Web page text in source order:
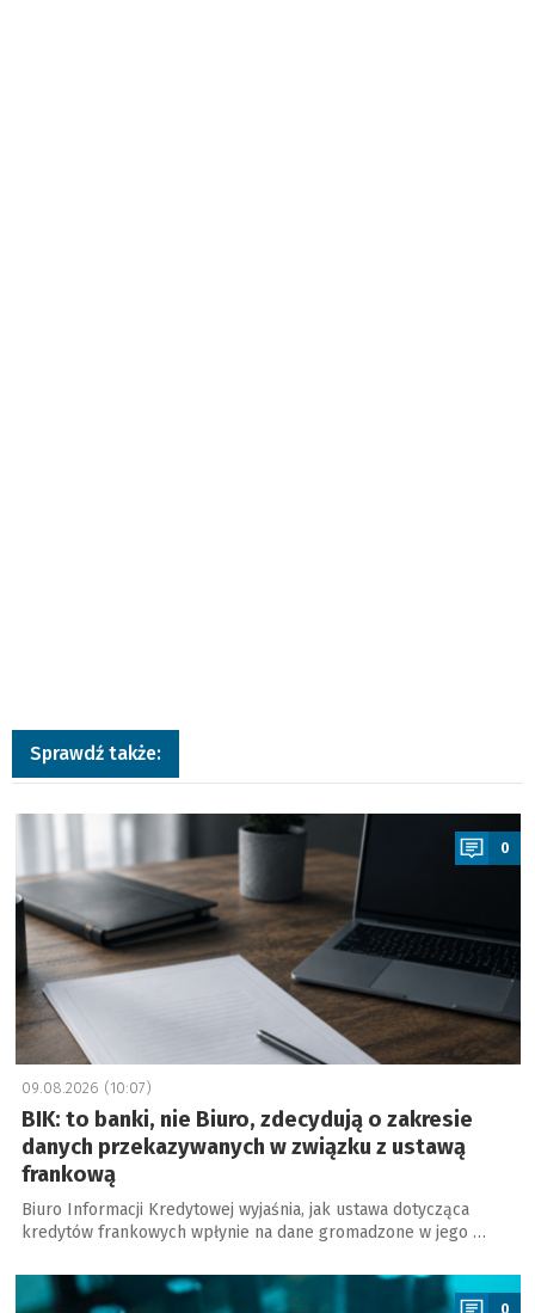
Sprawdź także:
a
0
09.08.2026 (10:07)
BIK: to banki, nie Biuro, zdecydują o zakresie
danych przekazywanych w związku z ustawą
frankową
Biuro Informacji Kredytowej wyjaśnia, jak ustawa dotycząca
kredytów frankowych wpłynie na dane gromadzone w jego …
a
0